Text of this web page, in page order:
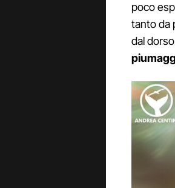
poco
tanto da
dal